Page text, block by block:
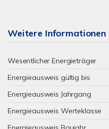
Weitere Informationen
Wesentlicher Energieträger
Energieausweis gültig bis
Energieausweis Jahrgang
Energieausweis Werteklasse